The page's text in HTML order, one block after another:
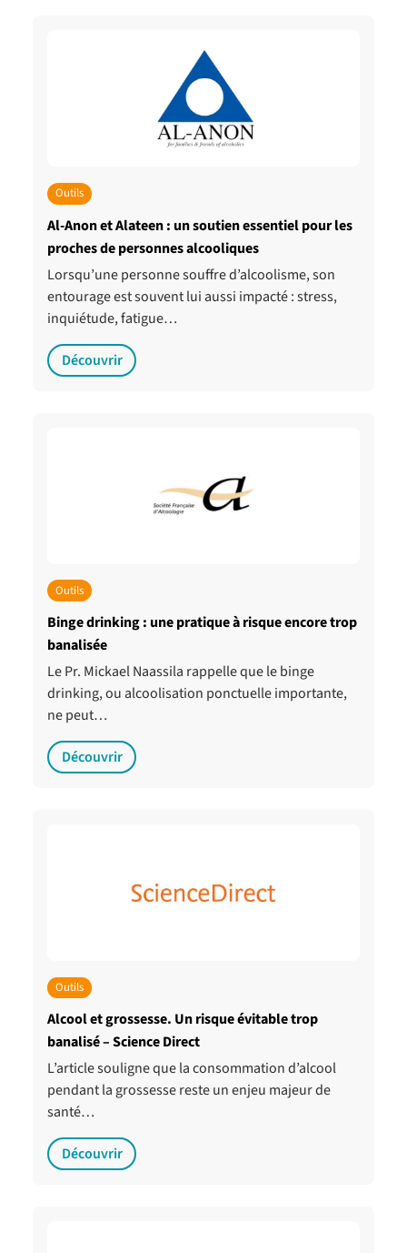
Outils
Al-Anon et Alateen : un soutien essentiel pour les
proches de personnes alcooliques
Lorsqu’une personne souffre d’alcoolisme, son
entourage est souvent lui aussi impacté : stress,
inquiétude, fatigue…
Découvrir
Outils
Binge drinking : une pratique à risque encore trop
banalisée
Le Pr. Mickael Naassila rappelle que le binge
drinking, ou alcoolisation ponctuelle importante,
ne peut…
Découvrir
Outils
Alcool et grossesse. Un risque évitable trop
banalisé – Science Direct
L’article souligne que la consommation d’alcool
pendant la grossesse reste un enjeu majeur de
santé…
Découvrir